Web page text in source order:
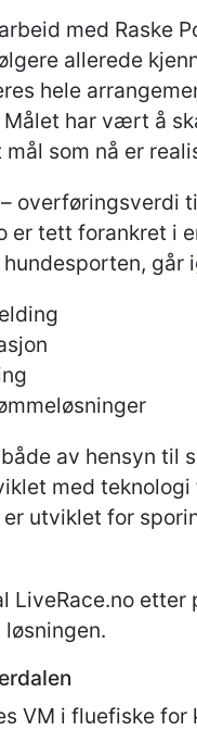
med Raske
allerede
hele
har vært å
som nå er
overføringsverdi
er tett forankret i
av hensyn til
med teknologi
utviklet for
LiveRace.no
VM i fluefiske